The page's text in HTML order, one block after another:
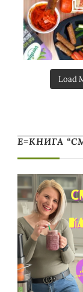
Load
Е=КНИГА